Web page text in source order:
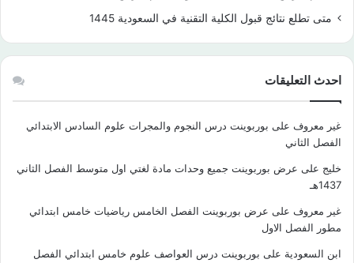
متى تطلع نتائج قبول الكلية التقنية في السعودية 1445
احدث التعليقات
غير معروف على بوربوينت درس النجوم والمجرات علوم السادس الابتدائي
الفصل الثاني
خليج على عرض بوربوينت جميع وحدات مادة لغتي اول متوسط الفصل الثاني
1437هـ
غير معروف على عرض بوربوينت الفصل الخامس رياضيات خامس ابتدائي
مطور الفصل الاول
ابن السعودية على بوربوينت درس العواصف علوم خامس ابتدائي الفصل